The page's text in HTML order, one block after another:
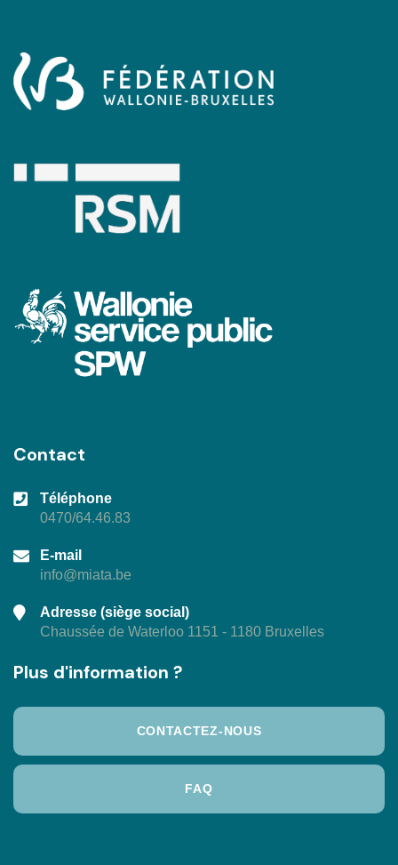
Contact
Téléphone
0470/64.46.83
E-mail
info@miata.be
Adresse (siège social)
Chaussée de Waterloo 1151 - 1180 Bruxelles
Plus d'information ?
CONTACTEZ-NOUS
FAQ